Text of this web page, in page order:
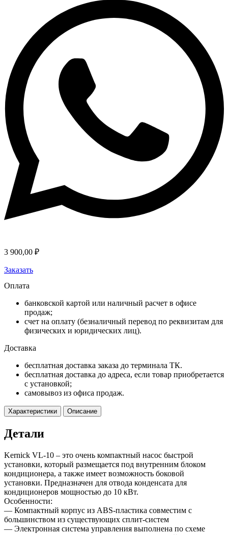
3 900,00 ₽
Заказать
Оплата
банковской картой или наличный расчет в офисе
продаж;
счет на оплату (безналичный перевод по реквизитам для
физических и юридических лиц).
Доставка
бесплатная доставка заказа до терминала ТК.
бесплатная доставка до адреса, если товар приобретается
с установкой;
самовывоз из офиса продаж.
Характеристики Описание
Детали
Kernick VL-10 – это очень компактный насос быстрой
установки, который размещается под внутренним блоком
кондиционера, а также имеет возможность боковой
установки. Предназначен для отвода конденсата для
кондиционеров мощностью до 10 кВт.
Особенности:
— Компактный корпус из ABS-пластика совместим с
большинством из существующих сплит-систем
— Электронная система управления выполнена по схеме